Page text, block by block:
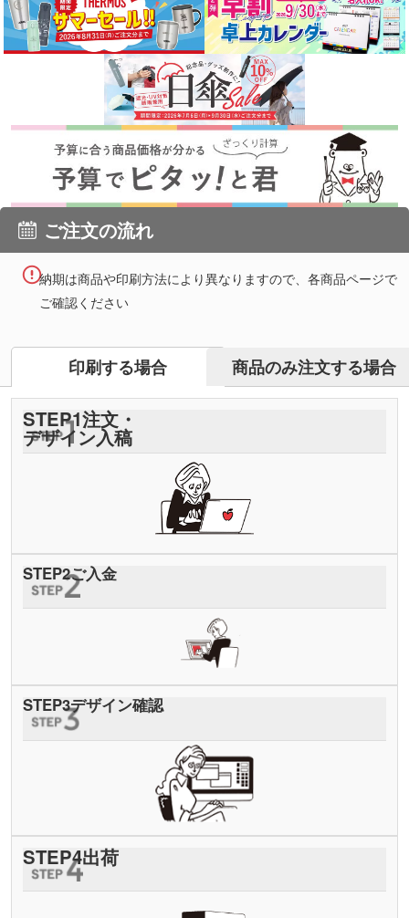
ご注文の流れ
納期は商品や印刷方法により異なりますので、各商品ページで
ご確認ください
印刷する場合 商品のみ注文する場合
STEP1注文・
デザイン入稿
STEP2ご入金
STEP3デザイン確認
STEP4出荷